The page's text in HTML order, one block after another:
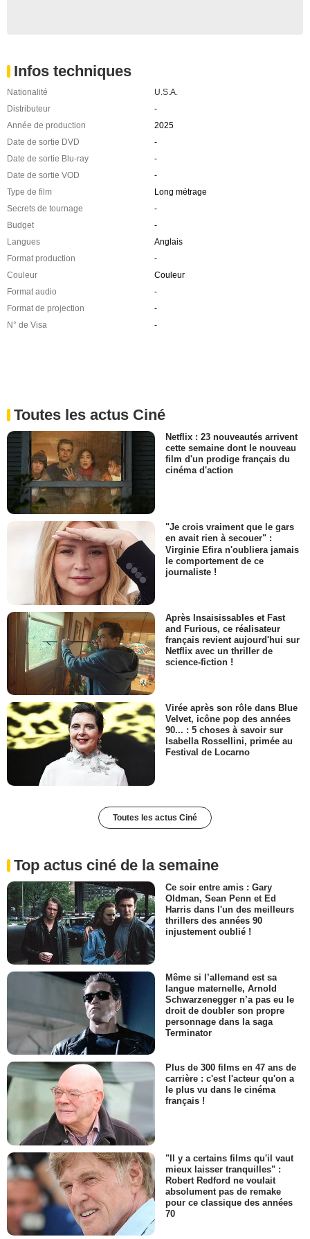
Infos techniques
Nationalité
U.S.A.
Distributeur
-
Année de production
2025
Date de sortie DVD
-
Date de sortie Blu-ray
-
Date de sortie VOD
-
Type de film
Long métrage
Secrets de tournage
-
Budget
-
Langues
Anglais
Format production
-
Couleur
Couleur
Format audio
-
Format de projection
-
N° de Visa
-
Toutes les actus Ciné
Netflix : 23 nouveautés arrivent
cette semaine dont le nouveau
film d'un prodige français du
cinéma d'action
"Je crois vraiment que le gars
en avait rien à secouer" :
Virginie Efira n'oubliera jamais
le comportement de ce
journaliste !
Après Insaisissables et Fast
and Furious, ce réalisateur
français revient aujourd'hui sur
Netflix avec un thriller de
science-fiction !
Virée après son rôle dans Blue
Velvet, icône pop des années
90... : 5 choses à savoir sur
Isabella Rossellini, primée au
Festival de Locarno
Toutes les actus Ciné
Top actus ciné de la semaine
Ce soir entre amis : Gary
Oldman, Sean Penn et Ed
Harris dans l'un des meilleurs
thrillers des années 90
injustement oublié !
Même si l’allemand est sa
langue maternelle, Arnold
Schwarzenegger n’a pas eu le
droit de doubler son propre
personnage dans la saga
Terminator
Plus de 300 films en 47 ans de
carrière : c'est l'acteur qu'on a
le plus vu dans le cinéma
français !
"Il y a certains films qu'il vaut
mieux laisser tranquilles" :
Robert Redford ne voulait
absolument pas de remake
pour ce classique des années
70